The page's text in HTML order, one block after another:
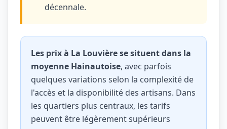
décennale.
Les prix à La Louvière se situent dans la
moyenne Hainautoise, avec parfois
quelques variations selon la complexité de
l'accès et la disponibilité des artisans. Dans
les quartiers plus centraux, les tarifs
peuvent être légèrement supérieurs